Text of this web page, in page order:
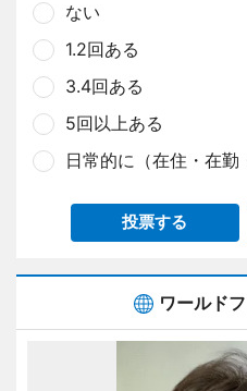
ない
1.2回ある
3.4回ある
5回以上ある
日常的に（在住・在勤
投票する
ワールド